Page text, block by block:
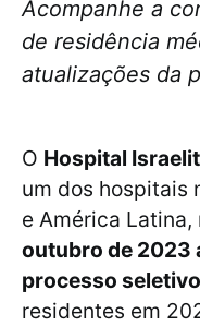
Acompanhe a
de residência
atualizações da
O Hospital
um dos hospitais
e América Latina,
outubro de 2023
processo seletivo
residentes em